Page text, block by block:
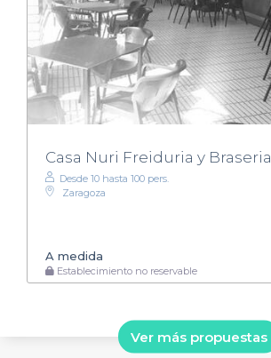
Casa Nuri Freiduria y Braseria
Desde 10 hasta 100 pers.
Zaragoza
A medida
Establecimiento no reservable
Ver más propuestas